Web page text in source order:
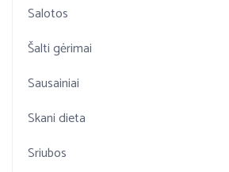
Salotos
Šalti gėrimai
Sausainiai
Skani dieta
Sriubos